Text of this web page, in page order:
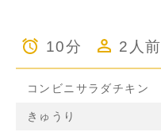
10分 2人前
コンビニサラダチキン
きゅうり